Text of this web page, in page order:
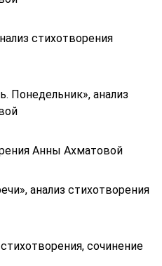
стихотворения
Понедельник», анализ
Анны Ахматовой
анализ стихотворения
сочинение